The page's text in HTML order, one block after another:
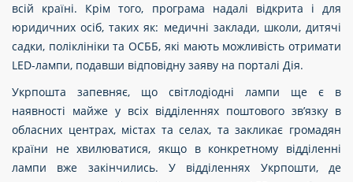
всій країні. Крім того, програма надалі відкрита і для
юридичних осіб, таких як: медичні заклади, школи, дитячі
садки, поліклініки та ОСББ, які мають можливість отримати
LED-лампи, подавши відповідну заяву на порталі Дія.
Укрпошта запевняє, що світлодіодні лампи ще є в
наявності майже у всіх відділеннях поштового зв’язку в
обласних центрах, містах та селах, та закликає громадян
країни не хвилюватися, якщо в конкретному відділенні
лампи вже закінчились. У відділеннях Укрпошти, де